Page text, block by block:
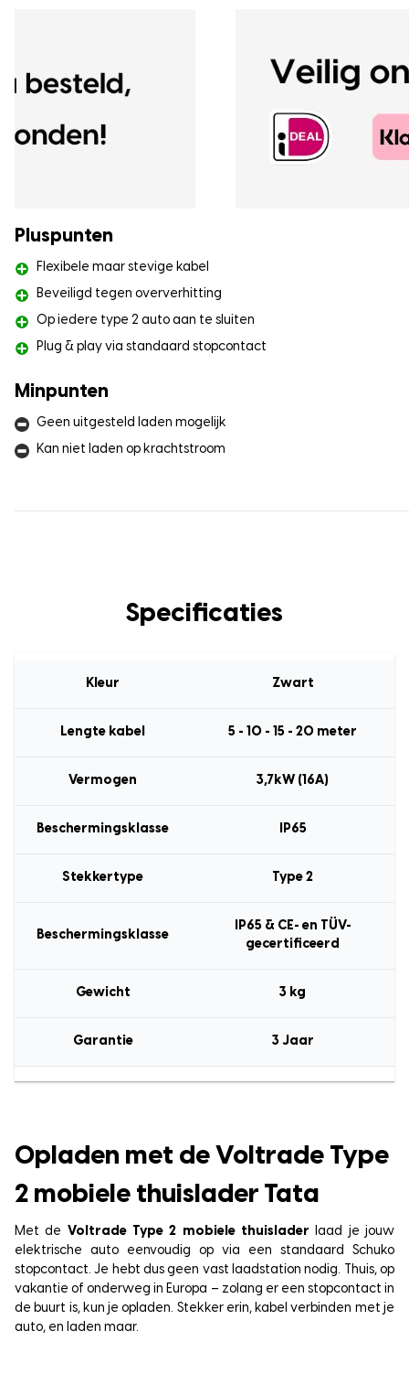
Pluspunten
Flexibele maar stevige kabel
Beveiligd tegen oververhitting
Op iedere type 2 auto aan te sluiten
Plug & play via standaard stopcontact
Minpunten
Geen uitgesteld laden mogelijk
Kan niet laden op krachtstroom
Specificaties
Kleur Zwart
Lengte kabel 5 - 10 - 15 - 20 meter
Vermogen 3,7kW (16A)
Beschermingsklasse IP65
Stekkertype Type 2
Beschermingsklasse
IP65 & CE- en TÜV-
gecertificeerd
Gewicht 3 kg
Garantie 3 Jaar
Opladen met de Voltrade Type
2 mobiele thuislader Tata
Met de Voltrade Type 2 mobiele thuislader
laad je jouw
elektrische auto eenvoudig op via een standaard Schuko
stopcontact. Je hebt dus geen vast laadstation nodig. Thuis, op
vakantie of onderweg in Europa – zolang er een stopcontact in
de buurt is, kun je opladen. Stekker erin, kabel verbinden met je
auto, en laden maar.